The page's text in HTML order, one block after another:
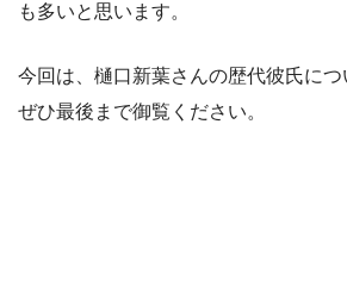
も多いと思います。
今回は、樋口新葉さんの歴代彼氏につ
ぜひ最後まで御覧ください。